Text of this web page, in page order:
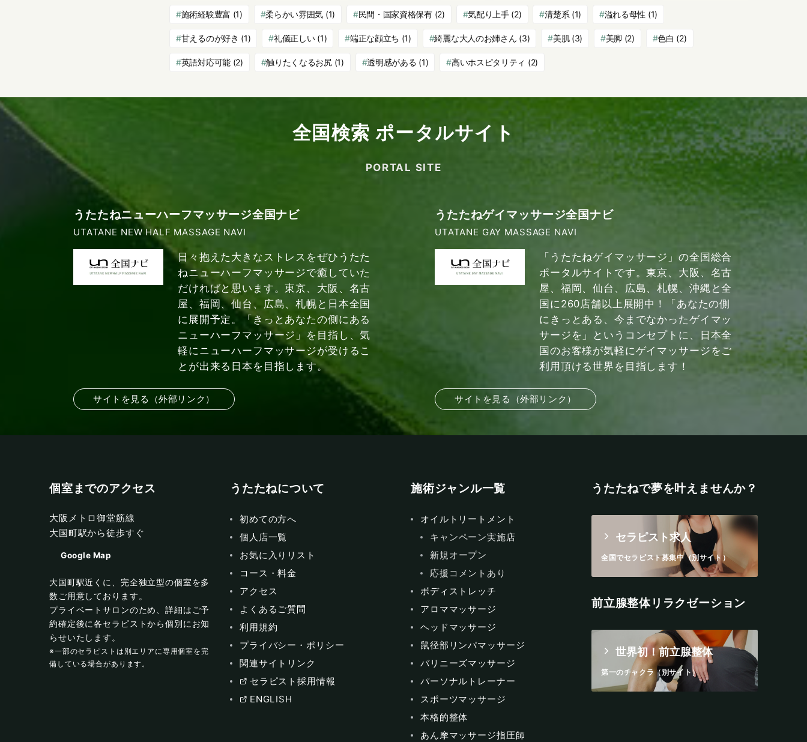
施術経験豊富 (1) 柔らかい雰囲気 (1) 民間・国家資格保有(2) 気配り上手(2) 清楚系 (1) 溢れる母性 (1)
甘えるのが好き (1) 礼儀正しい(1) 端正な顔立ち (1) 綺麗な大人のお姉さん (3) 美肌(3) 美脚 (2) 色白 (2)
英語対応可能(2) 触りたくなるお尻(1) 透明感がある (1) 高いホスピタリティ (2)
全国検索 ポータルサイト
PORTAL SITE
うたたねニューハーフマッサージ全国ナビ
UTATANE NEW HALF MASSAGE NAVI
日々抱えた大きなストレスをぜひうたた
ねニューハーフマッサージで癒していた
だければと思います。東京、大阪、名古
屋、福岡、仙台、広島、札幌と日本全国
に展開予定。「きっとあなたの側にある
ニューハーフマッサージ」を目指し、気
軽にニューハーフマッサージが受けるこ
とが出来る日本を目指します。
サイトを見る（外部リンク）
うたたねゲイマッサージ全国ナビ
UTATANE GAY MASSAGE NAVI
「うたたねゲイマッサージ」の全国総合
ポータルサイトです。東京、大阪、名古
屋、福岡、仙台、広島、札幌、沖縄と全
国に260店舗以上展開中！「あなたの側
にきっとある、今までなかったゲイマッ
サージを」というコンセプトに、日本全
国のお客様が気軽にゲイマッサージをご
利用頂ける世界を目指します！
サイトを見る（外部リンク）
個室までのアクセス
大阪メトロ御堂筋線
大国町駅から徒歩すぐ
Google Map
大国町駅近くに、完全独立型の個室を多
数ご用意しております。
プライベートサロンのため、詳細はご予
約確定後に各セラピストから個別にお知
らせいたします。
※一部のセラピストは別エリアに専用個室を完
備している場合があります。
うたたねについて
初めての方へ
個人店一覧
お気に入りリスト
コース・料金
アクセス
よくあるご質問
利用規約
プライバシー・ポリシー
関連サイトリンク
セラピスト採用情報
ENGLISH
施術ジャンル一覧
オイルトリートメント
キャンペーン実施店
新規オープン
応援コメントあり
ボディストレッチ
アロママッサージ
ヘッドマッサージ
鼠径部リンパマッサージ
バリニーズマッサージ
パーソナルトレーナー
スポーツマッサージ
本格的整体
あん摩マッサージ指圧師
うたたねで夢を叶えませんか？
セラピスト求人
全国でセラピスト募集中（別サイト）
前立腺整体リラクゼーション
世界初！前立腺整体
第一のチャクラ（別サイト）